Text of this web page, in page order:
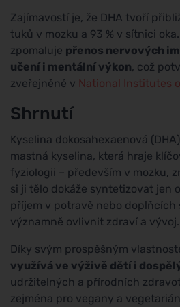
Zajímavostí je, že DHA tvoří
tuků v mozku a 93 % v sítnici
zpomaluje přenos nervových
učení i mentální výkon, což
zveřejněné v National Institutes
Shrnutí
Kyselina dokosahexaenová
mastná kyselina, která hraje
fyziologii – především v mozku,
si ji tělo dokáže syntetizovat jen
příjem v potravě nebo doplňcích
významně ovlivnit zdraví a vývoj.
Díky svým prospěšným
využívá ve výživě dětí i
udržitelných a přírodních
zejména pro vegany a